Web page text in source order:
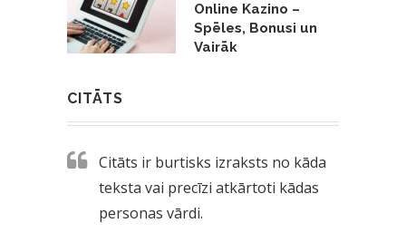
Online Kazino –
Spēles, Bonusi un
Vairāk
CITĀTS
Citāts ir burtisks izraksts no kāda
teksta vai precīzi atkārtoti kādas
personas vārdi.